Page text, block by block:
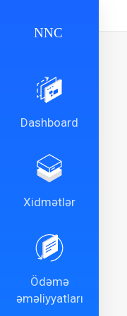
Dashboard
Xidmətlər
Ödəmə
əməliyyatları